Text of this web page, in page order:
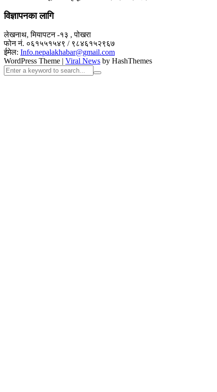
विज्ञापनका लागि
लेखनाथ, मियापटन -१३ , पोखरा
फोन नं. ०६१५५१५४९ / ९८४६१५२९६७
ईमेल: Info.nepalakhabar@gmail.com
WordPress Theme | Viral News by HashThemes